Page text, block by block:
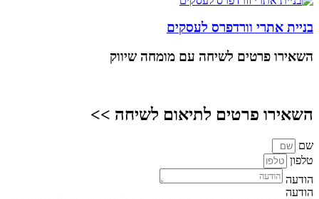
בניית אתרי וורדפרס לעסקים
השאירו פרטים לשיחה עם מומחה שיווק
השאירו פרטים לתיאום לשיחה >>
שם
טלפון
הודעה
הודעה